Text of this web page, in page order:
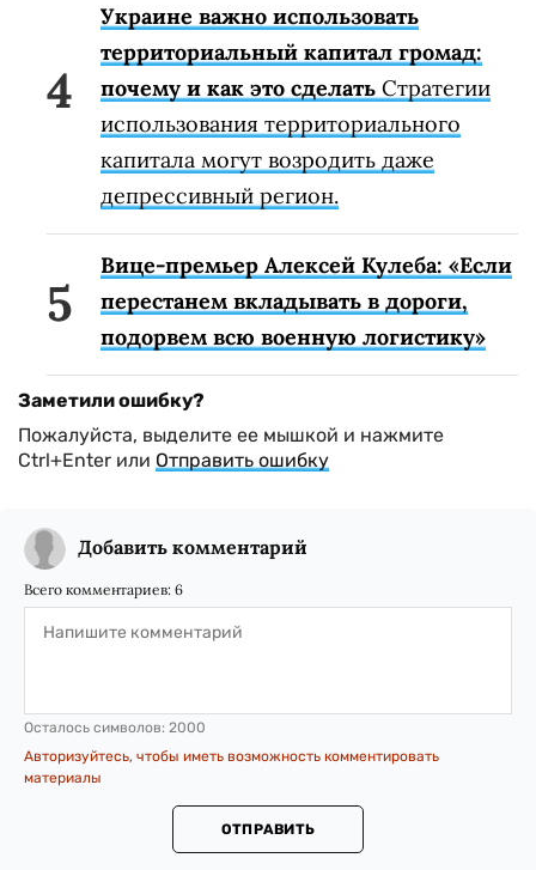
Украине важно использовать
территориальный капитал громад:
почему и как это сделать Стратегии
использования территориального
капитала могут возродить даже
депрессивный регион.
Вице-премьер Алексей Кулеба: «Если
перестанем вкладывать в дороги,
подорвем всю военную логистику»
Заметили ошибку?
Пожалуйста, выделите ее мышкой и нажмите
Ctrl+Enter или Отправить ошибку
Добавить комментарий
Всего комментариев: 6
Осталось символов: 2000
Авторизуйтесь, чтобы иметь возможность комментировать
материалы
ОТПРАВИТЬ